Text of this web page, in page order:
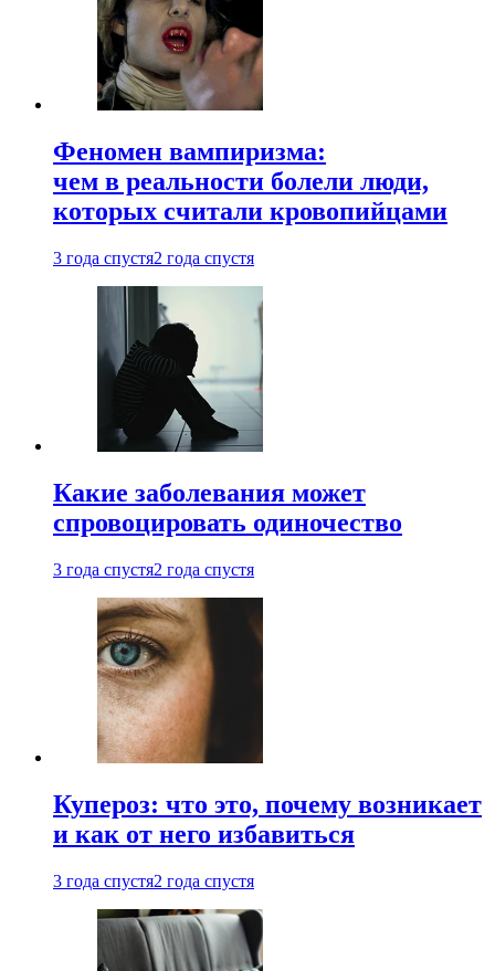
Феномен вампиризма:
чем в реальности болели люди,
которых считали кровопийцами
3 года спустя2 года спустя
Какие заболевания может
спровоцировать одиночество
3 года спустя2 года спустя
Купероз: что это, почему возникает
и как от него избавиться
3 года спустя2 года спустя